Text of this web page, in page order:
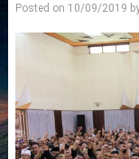
Posted on 10/09/2019